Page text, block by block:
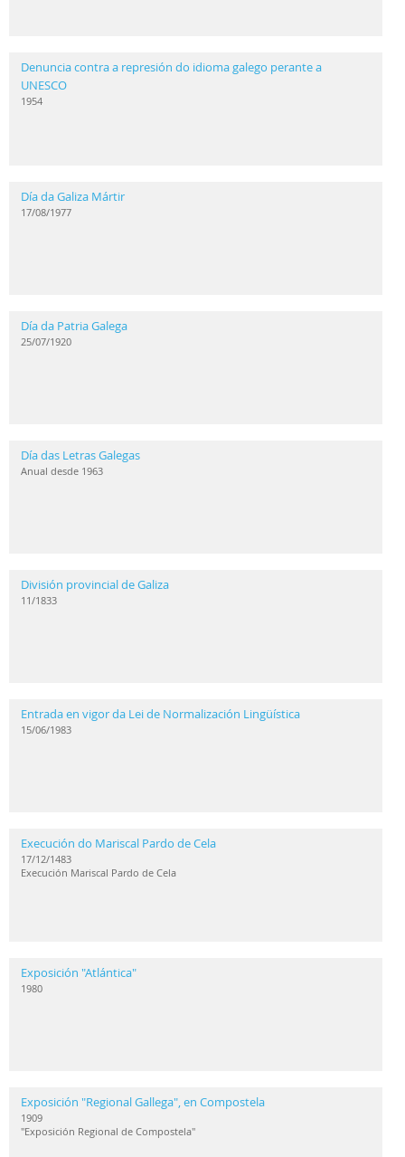
Denuncia contra a represión do idioma galego perante a
UNESCO
1954
Día da Galiza Mártir
17/08/1977
Día da Patria Galega
25/07/1920
Día das Letras Galegas
Anual desde 1963
División provincial de Galiza
11/1833
Entrada en vigor da Lei de Normalización Lingüística
15/06/1983
Execución do Mariscal Pardo de Cela
17/12/1483
Execución Mariscal Pardo de Cela
Exposición "Atlántica"
1980
Exposición "Regional Gallega", en Compostela
1909
"Exposición Regional de Compostela"